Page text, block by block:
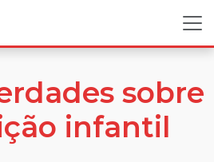
sobre
infantil